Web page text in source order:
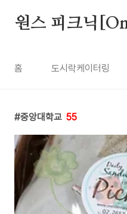
원스 피크닉
홈 도시락케이터링
중앙대학교 55